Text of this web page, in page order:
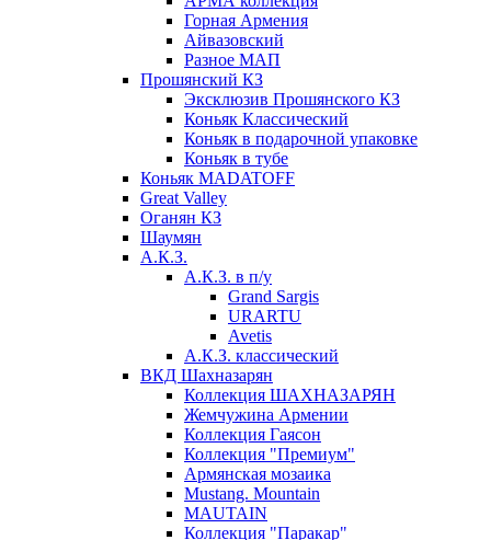
Горная Армения
Айвазовский
Разное МАП
Прошянский КЗ
Эксклюзив Прошянского КЗ
Коньяк Классический
Коньяк в подарочной упаковке
Коньяк в тубе
Коньяк MADATOFF
Great Valley
Оганян КЗ
Шаумян
А.К.З.
А.К.З. в п/у
Grand Sargis
URARTU
Avetis
А.К.З. классический
ВКД Шахназарян
Коллекция ШАХНАЗАРЯН
Жемчужина Армении
Коллекция Гаясон
Коллекция "Премиум"
Армянская мозаика
Mustang. Mountain
MAUTAIN
Коллекция "Паракар"